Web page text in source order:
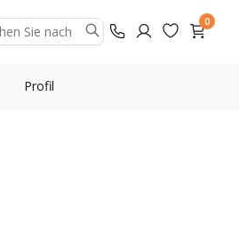
0
Profil